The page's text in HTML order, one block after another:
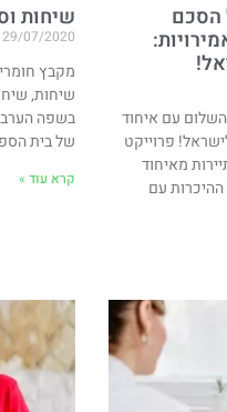
הסכם
עם איחוד
פרוייקט
מאיחוד
ההיכרות עם
שיחות
29/07/2020
מקבץ
שיחות,
בשפה
של בית
קרא עוד »